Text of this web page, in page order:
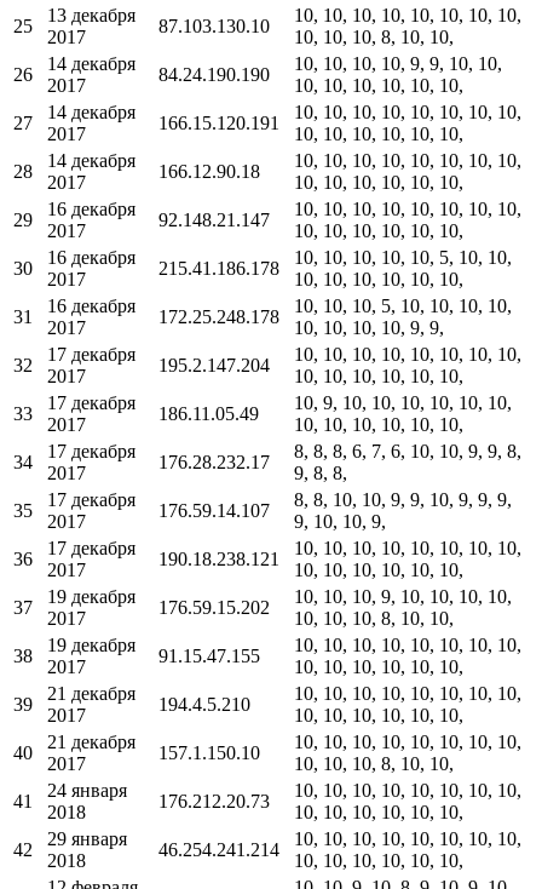
25
13 декабря
2017
87.103.130.10
10, 10, 10, 10, 10, 10, 10, 10,
10, 10, 10, 8, 10, 10,
26
14 декабря
2017
84.24.190.190
10, 10, 10, 10, 9, 9, 10, 10,
10, 10, 10, 10, 10, 10,
27
14 декабря
2017
166.15.120.191
10, 10, 10, 10, 10, 10, 10, 10,
10, 10, 10, 10, 10, 10,
28
14 декабря
2017
166.12.90.18
10, 10, 10, 10, 10, 10, 10, 10,
10, 10, 10, 10, 10, 10,
29
16 декабря
2017
92.148.21.147
10, 10, 10, 10, 10, 10, 10, 10,
10, 10, 10, 10, 10, 10,
30
16 декабря
2017
215.41.186.178
10, 10, 10, 10, 10, 5, 10, 10,
10, 10, 10, 10, 10, 10,
31
16 декабря
2017
172.25.248.178
10, 10, 10, 5, 10, 10, 10, 10,
10, 10, 10, 10, 9, 9,
32
17 декабря
2017
195.2.147.204
10, 10, 10, 10, 10, 10, 10, 10,
10, 10, 10, 10, 10, 10,
33
17 декабря
2017
186.11.05.49
10, 9, 10, 10, 10, 10, 10, 10,
10, 10, 10, 10, 10, 10,
34
17 декабря
2017
176.28.232.17
8, 8, 8, 6, 7, 6, 10, 10, 9, 9, 8,
9, 8, 8,
35
17 декабря
2017
176.59.14.107
8, 8, 10, 10, 9, 9, 10, 9, 9, 9,
9, 10, 10, 9,
36
17 декабря
2017
190.18.238.121
10, 10, 10, 10, 10, 10, 10, 10,
10, 10, 10, 10, 10, 10,
37
19 декабря
2017
176.59.15.202
10, 10, 10, 9, 10, 10, 10, 10,
10, 10, 10, 8, 10, 10,
38
19 декабря
2017
91.15.47.155
10, 10, 10, 10, 10, 10, 10, 10,
10, 10, 10, 10, 10, 10,
39
21 декабря
2017
194.4.5.210
10, 10, 10, 10, 10, 10, 10, 10,
10, 10, 10, 10, 10, 10,
40
21 декабря
2017
157.1.150.10
10, 10, 10, 10, 10, 10, 10, 10,
10, 10, 10, 8, 10, 10,
41
24 января
2018
176.212.20.73
10, 10, 10, 10, 10, 10, 10, 10,
10, 10, 10, 10, 10, 10,
42
29 января
2018
46.254.241.214
10, 10, 10, 10, 10, 10, 10, 10,
10, 10, 10, 10, 10, 10,